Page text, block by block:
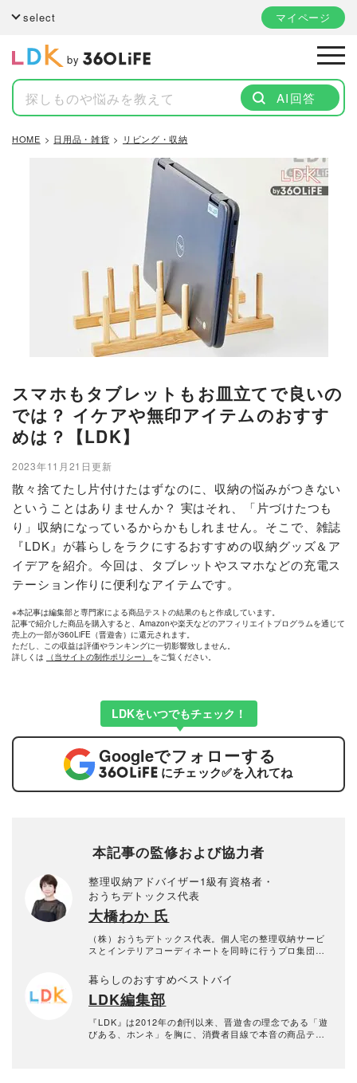
select マイページ
by
AI回答
HOME 日用品・雑貨 リビング・収納
スマホもタブレットもお皿立てで良いの
では？ イケアや無印アイテムのおすす
めは？【LDK】
2023年11月21日更新
散々捨てたし片付けたはずなのに、収納の悩みがつきない
ということはありませんか？ 実はそれ、「片づけたつも
り」収納になっているからかもしれません。そこで、雑誌
『LDK』が暮らしをラクにするおすすめの収納グッズ＆ア
イデアを紹介。今回は、タブレットやスマホなどの充電ス
テーション作りに便利なアイテムです。
※本記事は編集部と専門家による商品テストの結果のもと作成しています。
記事で紹介した商品を購入すると、Amazonや楽天などのアフィリエイトプログラムを通じて
売上の一部が360LiFE（晋遊舎）に還元されます。
ただし、この収益は評価やランキングに一切影響致しません。
詳しくは
（当サイトの制作ポリシー） をご覧ください。
LDKをいつでもチェック！
Googleでフォローする
にチェック✅を入れてね
本記事の監修および協力者
整理収納アドバイザー1級有資格者・
おうちデトックス代表
大橋わか 氏
（株）おうちデトックス代表。個人宅の整理収納サービ
スとインテリアコーディネートを同時に行うプロ集団。
者。年間約1000回以上のお片づけに悩む個人宅の整理収
納サービス実績あり。
暮らしのおすすめベストバイ
LDK編集部
『LDK』は2012年の創刊以来、晋遊舎の理念である「遊
びある、ホンネ」を胸に、消費者目線で本音の商品テス